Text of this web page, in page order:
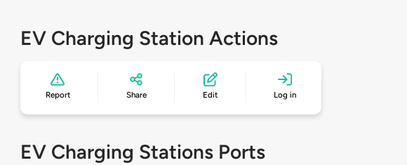
EV Charging Station Actions
Report Share Edit Log in
EV Charging Stations Ports